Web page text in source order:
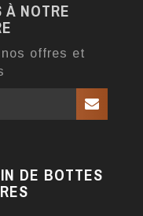
NOTRE
offres et
DE BOTTES